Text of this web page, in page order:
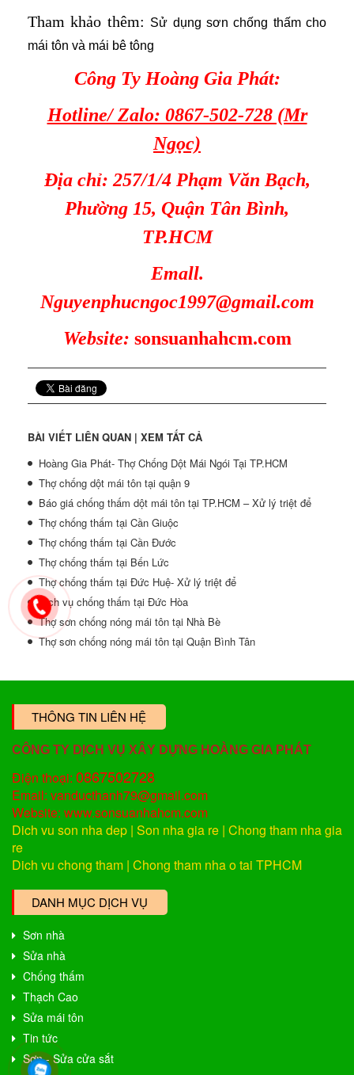
Tham khảo thêm: Sử dụng sơn chống thấm cho
mái tôn và mái bê tông
Công Ty Hoàng Gia Phát:
Hotline/ Zalo: 0867-502-728 (Mr
Ngọc)
Địa chỉ: 257/1/4 Phạm Văn Bạch,
Phường 15, Quận Tân Bình,
TP.HCM
Emall.
Nguyenphucngoc1997@gmail.com
Website: sonsuanhahcm.com
BÀI VIẾT LIÊN QUAN | XEM TẤT CẢ
Hoàng Gia Phát- Thợ Chống Dột Mái Ngói Tại TP.HCM
Thợ chống dột mái tôn tại quận 9
Báo giá chống thấm dột mái tôn tại TP.HCM – Xử lý triệt để
Thợ chống thấm tại Cần Giuộc
Thợ chống thấm tại Cần Đước
Thợ chống thấm tại Bến Lức
Thợ chống thấm tại Đức Huệ- Xử lý triệt để
Dịch vụ chống thấm tại Đức Hòa
Thợ sơn chống nóng mái tôn tại Nhà Bè
Thợ sơn chống nóng mái tôn tại Quận Bình Tân
THÔNG TIN LIÊN HỆ
CÔNG TY DỊCH VỤ XÂY DỰNG HOÀNG GIA PHÁT
Điện thoại: 0867502728
Email: vanducthanh79@gmail.com
Website: www.sonsuanhahcm.com
Dich vu son nha dep | Son nha gia re | Chong tham nha gia
re
Dich vu chong tham | Chong tham nha o tai TPHCM
DANH MỤC DỊCH VỤ
Sơn nhà
Sửa nhà
Chống thấm
Thạch Cao
Sửa mái tôn
Tin tức
Sơn - Sửa cửa sắt